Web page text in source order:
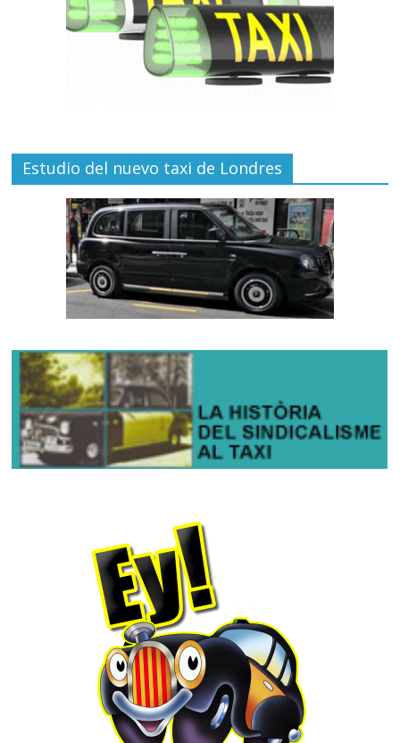
Estudio del nuevo taxi de Londres